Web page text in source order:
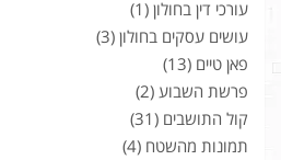
עורכי דין בחולון (1)
עושים עסקים בחולון (3)
פאן טיים (13)
פרשת השבוע (2)
קול התושבים (31)
תמונות מהשטח (4)